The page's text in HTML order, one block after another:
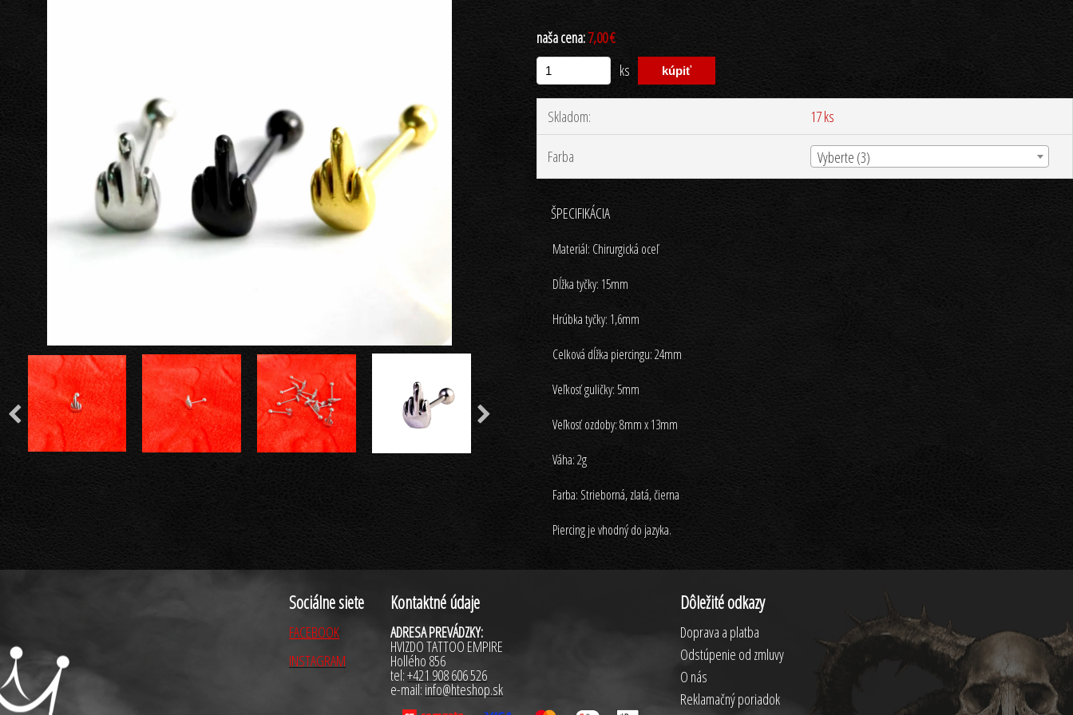
naša cena:7,00 €
ks
Skladom: 17 ks
Farba Vyberte (3)
ŠPECIFIKÁCIA
Materiál: Chirurgická oceľ
Dĺžka tyčky: 15mm
Hrúbka tyčky: 1,6mm
Celková dĺžka piercingu: 24mm
Veľkosť guličky: 5mm
Veľkosť ozdoby: 8mm x 13mm
Váha: 2g
Farba: Strieborná, zlatá, čierna
Piercing je vhodný do jazyka.
Sociálne siete
FACEBOOK
INSTAGRAM
Kontaktné údaje
ADRESA PREVÁDZKY:
HVIZDO TATTOO EMPIRE
Hollého 856
tel:+421 908 606 526
e-mail: info@hteshop.sk
Dôležité odkazy
Doprava a platba
Odstúpenie od zmluvy
O nás
Reklamačný poriadok